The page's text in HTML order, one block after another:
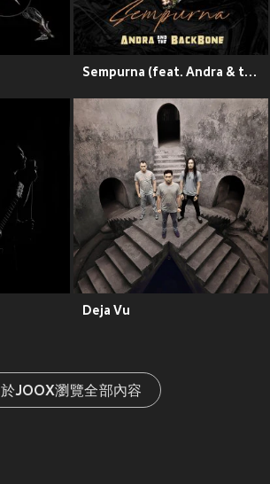
Sempurna (feat. Andra & the Backbone)
Deja Vu
於JOOX瀏覽全部內容